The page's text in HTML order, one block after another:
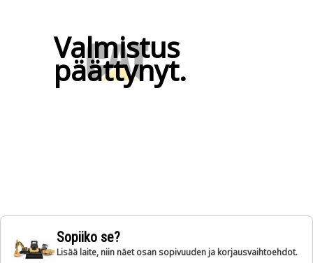
Valmistus
päättynyt.
Sopiiko se?
Lisää laite, niin näet osan sopivuuden ja korjausvaihtoehdot.